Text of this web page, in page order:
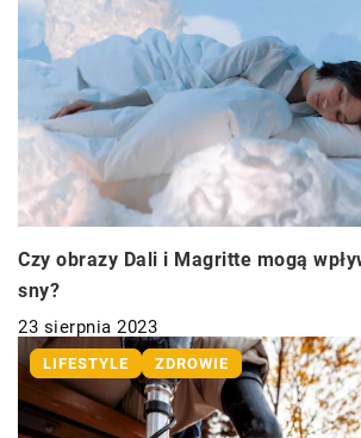
Czy obrazy Dali i Magritte mogą
sny?
23 sierpnia 2023
LIFESTYLE ZDROWIE